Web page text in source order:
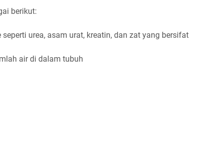
berikut:
urea, asam urat, kreatin, dan zat yang bersifat
air di dalam tubuh